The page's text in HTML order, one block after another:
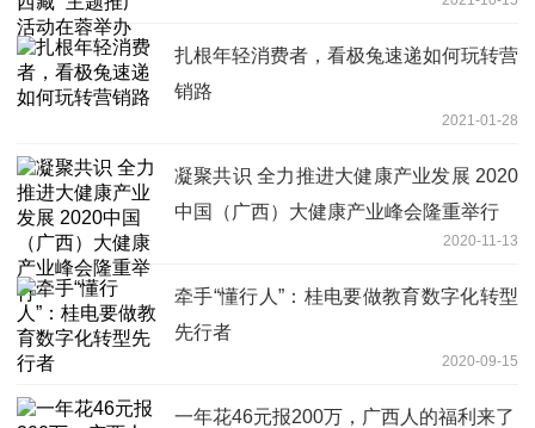
扎根年轻消费者，看极兔速递如何玩转营
销路
2021-01-28
凝聚共识 全力推进大健康产业发展 2020
中国（广西）大健康产业峰会隆重举行
2020-11-13
牵手“懂行人”：桂电要做教育数字化转型
先行者
2020-09-15
一年花46元报200万，广西人的福利来了